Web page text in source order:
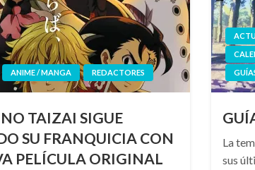
ANIME / MANGA REDACTORES
TAIZAI SIGUE
SU FRANQUICIA CON
PELÍCULA ORIGINAL
La
sus